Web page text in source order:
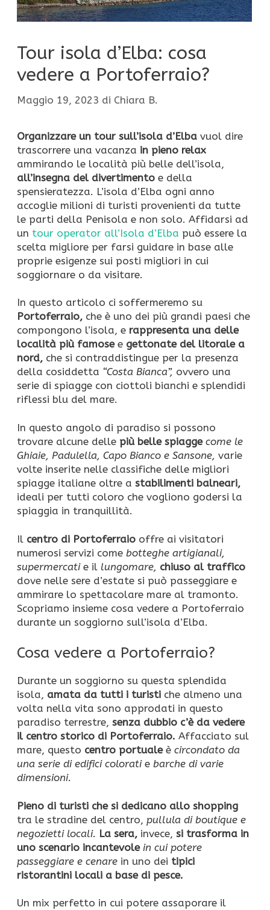
Tour isola d’Elba: cosa
vedere a Portoferraio?
Maggio 19, 2023 di Chiara B.
Organizzare un tour sull’isola d’Elba vuol dire
trascorrere una vacanza in pieno relax
ammirando le località più belle dell’isola,
all’insegna del divertimento e della
spensieratezza. L’isola d’Elba ogni anno
accoglie milioni di turisti provenienti da tutte
le parti della Penisola e non solo. Affidarsi ad
un tour operator all’Isola d’Elba può essere la
scelta migliore per farsi guidare in base alle
proprie esigenze sui posti migliori in cui
soggiornare o da visitare.
In questo articolo ci soffermeremo su
Portoferraio, che è uno dei più grandi paesi che
compongono l’isola, e rappresenta una delle
località più famosee gettonate del litorale a
nord, che si contraddistingue per la presenza
della cosiddetta “Costa Bianca”, ovvero una
serie di spiagge con ciottoli bianchi e splendidi
riflessi blu del mare.
In questo angolo di paradiso si possono
trovare alcune delle più belle spiagge come le
Ghiaie, Padulella, Capo Bianco e Sansone, varie
volte inserite nelle classifiche delle migliori
spiagge italiane oltre a stabilimenti balneari,
ideali per tutti coloro che vogliono godersi la
spiaggia in tranquillità.
Il centro di Portoferraio offre ai visitatori
numerosi servizi come botteghe artigianali,
supermercatie il lungomare, chiuso al traffico
dove nelle sere d’estate si può passeggiare e
ammirare lo spettacolare mare al tramonto.
Scopriamo insieme cosa vedere a Portoferraio
durante un soggiorno sull’isola d’Elba.
Cosa vedere a Portoferraio?
Durante un soggiorno su questa splendida
isola, amata da tutti i turisti che almeno una
volta nella vita sono approdati in questo
paradiso terrestre, senza dubbio c’è da vedere
il centro storico di Portoferraio. Affacciato sul
mare, questo centro portualeè circondato da
una serie di edifici coloratie barche di varie
dimensioni.
Pieno di turisti che si dedicano allo shopping
tra le stradine del centro, pullula di boutique e
negozietti locali. La sera, invece, si trasforma in
uno scenario incantevole in cui potere
passeggiare e cenare in uno dei tipici
ristorantini locali a base di pesce.
Un mix perfetto in cui potere assaporare il